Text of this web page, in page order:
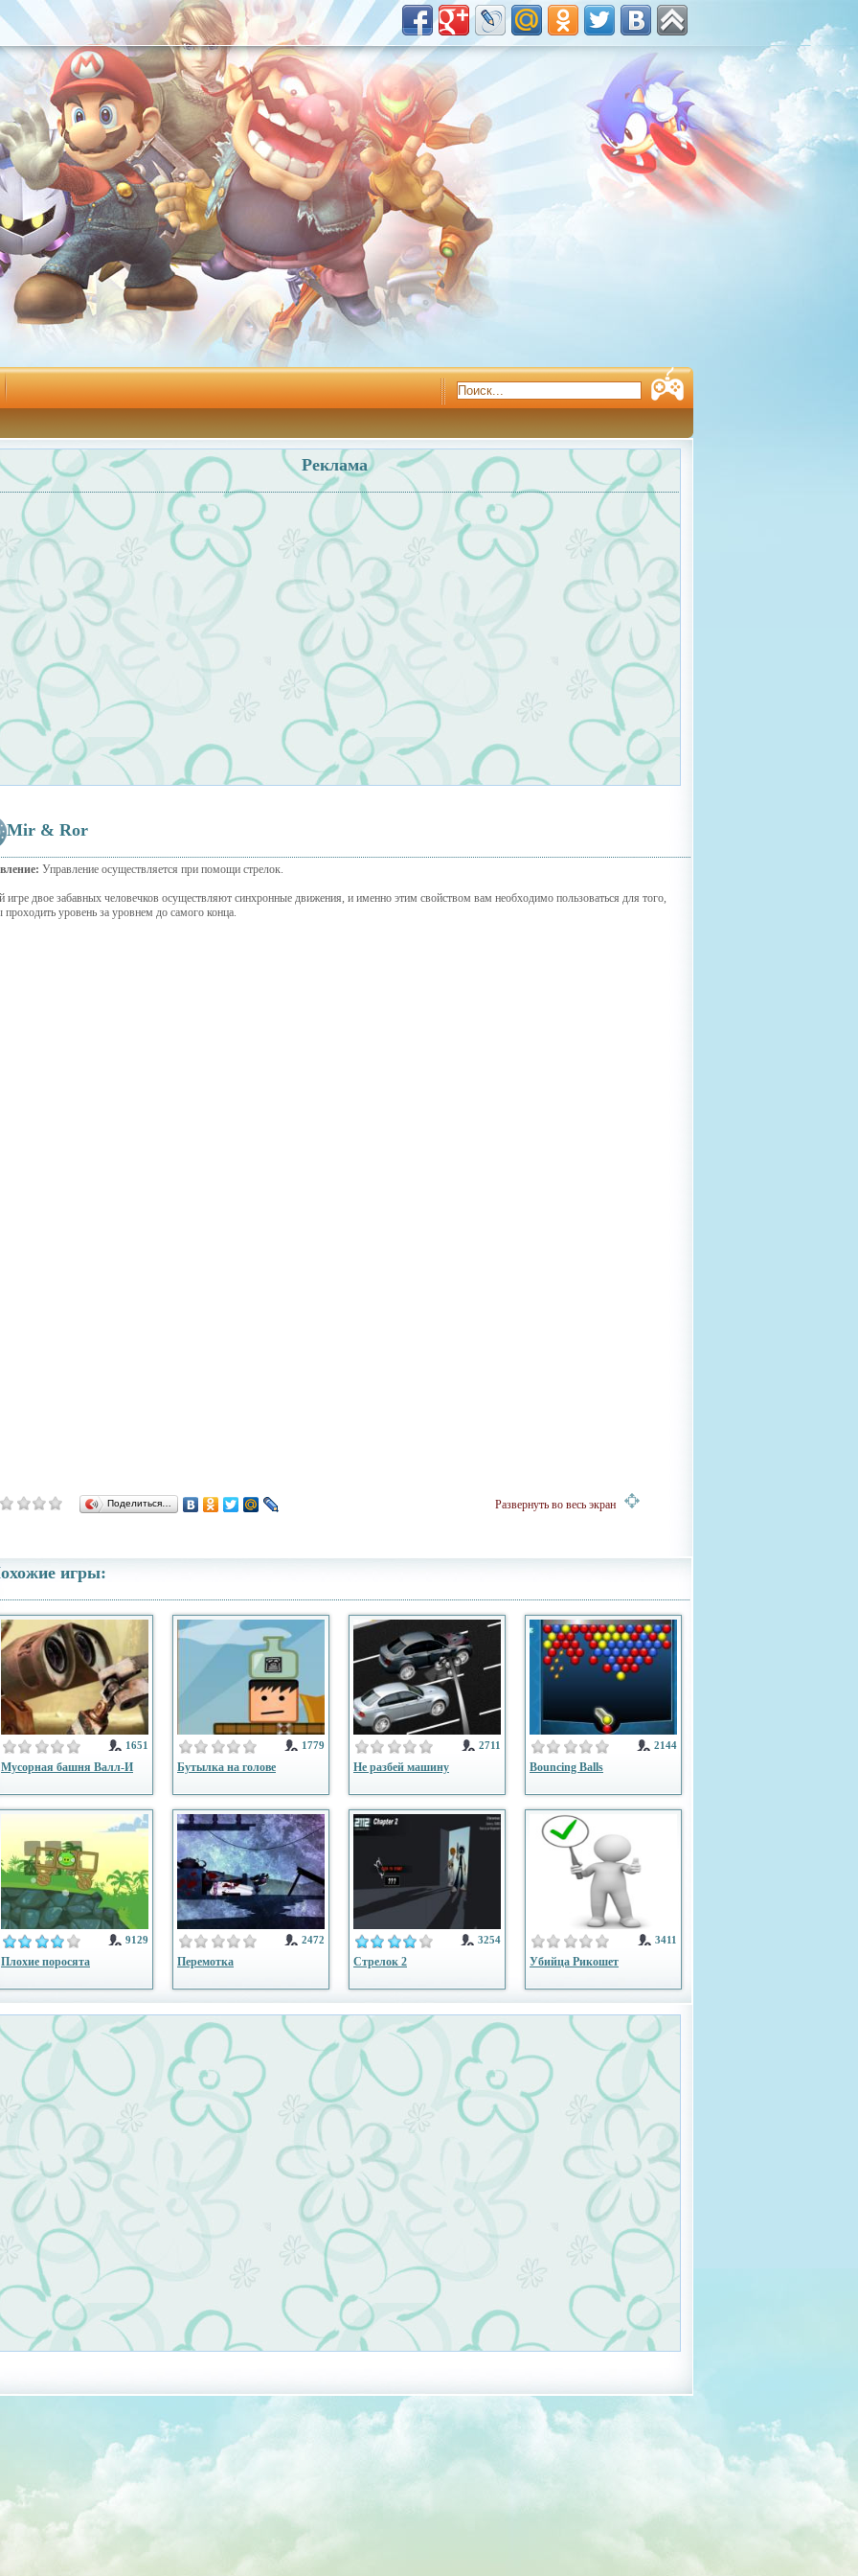
Реклама
Mir & Ror
Управление осуществляется при помощи стрелок.
игре двое забавных человечков осуществляют синхронные движения, и именно этим свойством вам необходимо пользоваться для того,
проходить уровень за уровнем до самого конца.
Поделиться… Развернуть во весь экран
игры:
1651
Мусорная башня Валл-И
1779
Бутылка на голове
2711
Не разбей машину
2144
Bouncing Balls
9129
Плохие поросята
2472
Перемотка
3254
Стрелок 2
3411
Убийца Рикошет